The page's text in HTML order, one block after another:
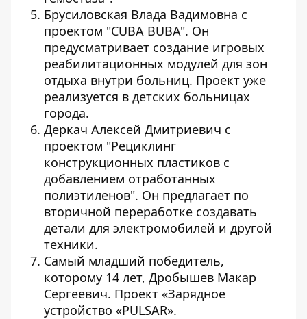
Брусиловская Влада Вадимовна с
проектом "CUBA BUBA". Он
предусматривает создание игровых
реабилитационных модулей для зон
отдыха внутри больниц. Проект уже
реализуется в детских больницах
города.
Деркач Алексей Дмитриевич с
проектом "Рециклинг
конструкционных пластиков с
добавлением отработанных
полиэтиленов". Он предлагает по
вторичной переработке создавать
детали для электромобилей и другой
техники.
Самый младший победитель,
которому 14 лет, Дробышев Макар
Сергеевич. Проект «Зарядное
устройство «PULSAR».